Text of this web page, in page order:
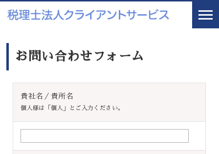
お問い合わせフォーム
貴社名／貴所名
個人様は「個人」とご入力ください。